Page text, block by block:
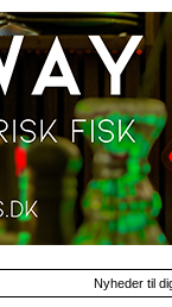
Nyheder til